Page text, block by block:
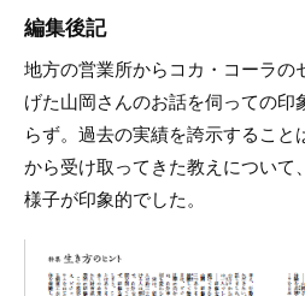
編集後記
地方の営業所からコカ・コーラの
げた山岡さんのお話を伺っての
らず。過去の実績を誇示するこ
から受け取ってきた教えについて
様子が印象的でした。